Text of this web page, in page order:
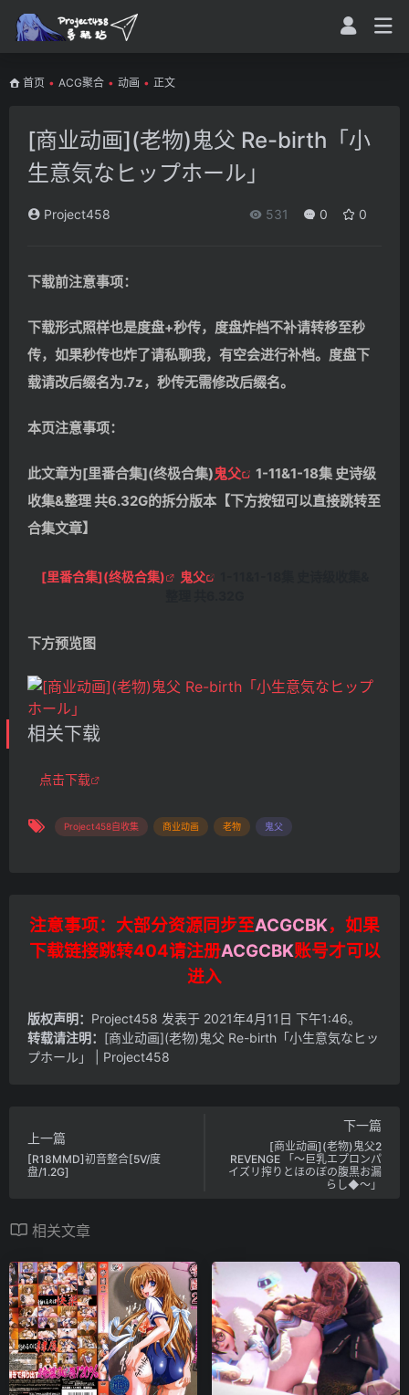
首页 • ACG聚合 • 动画 • 正文
[商业动画](老物)鬼父 Re-birth「小
生意気なヒップホール」
Project458 531 0 0
下载前注意事项：
下载形式照样也是度盘+秒传，度盘炸档不补请转移至秒
传，如果秒传也炸了请私聊我，有空会进行补档。度盘下
载请改后缀名为.7z，秒传无需修改后缀名。
本页注意事项：
此文章为[里番合集](终极合集)鬼父
1-11&1-18集 史诗级
收集&整理 共6.32G的拆分版本【下方按钮可以直接跳转至
合集文章】
[里番合集](终极合集) 鬼父
下方预览图
相关下载
点击下载
Project458自收集 商业动画 老物 鬼父
注意事项：大部分资源同步至ACGCBK，如果
下载链接跳转404请注册ACGCBK账号才可以
进入
版权声明： Project458 发表于 2021年4月11日 下午1:46。
转载请注明： [商业动画](老物)鬼父 Re-birth「小生意気なヒッ
プホール」 | Project458
上一篇
[R18MMD]初音整合[5V/度
盘/1.2G]
下一篇
[商业动画](老物)鬼父2
REVENGE 「～巨乳エプロンパ
イズリ搾りとほのぼの腹黒お漏
らし◆～」
相关文章